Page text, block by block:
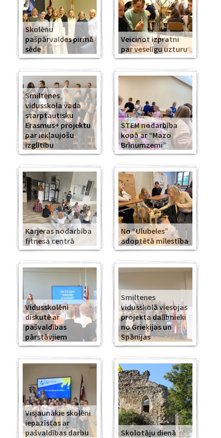
Skolēnu
pašpārvaldes pirmā
sēde
Veicinot izpratni
par veselīgu uzturu
Smiltenes
vidusskola vada
starptautisku
Erasmus+ projektu
par iekļaujošu
izglītību
STEM nodarbība
kopā ar “Mazo
Brīnumzemi”
Karjeras nodarbība
fitnesa centrā
No “Ulubeles”
adoptētā mīlestība
Vidusskolēni
diskutē ar
pašvaldības
pārstāvjiem
Smiltenes
vidusskolā viesojas
projekta dalībnieki
no Grieķijas un
Spānijas
Visjaunākie skolēni
iepazīstas ar
pašvaldības darbu
Skolotāju dienā